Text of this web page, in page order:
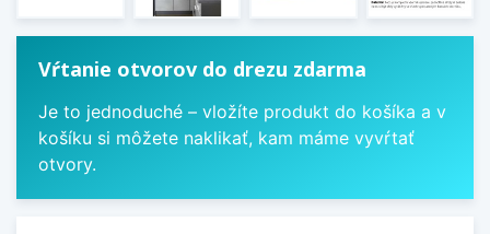
Vŕtanie otvorov do drezu zdarma
Je to jednoduché – vložíte produkt do košíka a v
košíku si môžete naklikať, kam máme vyvŕtať
otvory.